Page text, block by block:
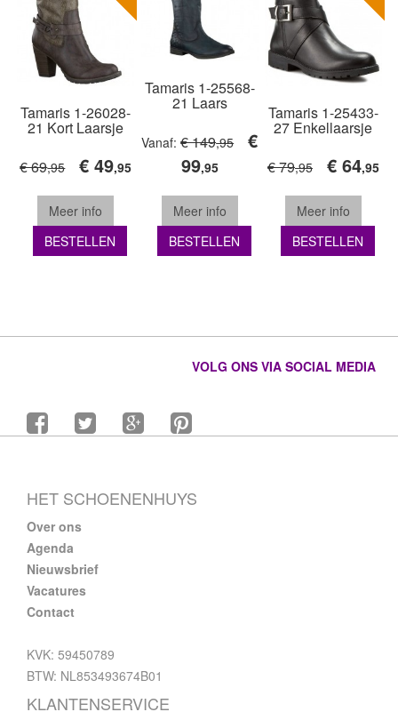
Tamaris 1-26028-
21 Kort Laarsje
€ 69,95 € 49,95
Meer info
BESTELLEN
Tamaris 1-25568-
21 Laars
Vanaf:€ 149,95
€
99,95
Meer info
BESTELLEN
Tamaris 1-25433-
27 Enkellaarsje
€ 79,95 € 64,95
Meer info
BESTELLEN
VOLG ONS VIA SOCIAL MEDIA
HET SCHOENENHUYS
Over ons
Agenda
Nieuwsbrief
Vacatures
Contact
KVK: 59450789
BTW: NL853493674B01
KLANTENSERVICE